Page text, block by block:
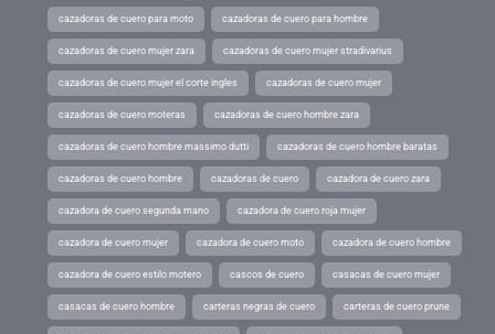
cazadoras de cuero para moto cazadoras de cuero para hombre
cazadoras de cuero mujer zara cazadoras de cuero mujer stradivarius
cazadoras de cuero mujer el corte ingles cazadoras de cuero mujer
cazadoras de cuero moteras cazadoras de cuero hombre zara
cazadoras de cuero hombre massimo dutti cazadoras de cuero hombre baratas
cazadoras de cuero hombre cazadoras de cuero cazadora de cuero zara
cazadora de cuero segunda mano cazadora de cuero roja mujer
cazadora de cuero mujer cazadora de cuero moto cazadora de cuero hombre
cazadora de cuero estilo motero cascos de cuero casacas de cuero mujer
casacas de cuero hombre carteras negras de cuero carteras de cuero prune